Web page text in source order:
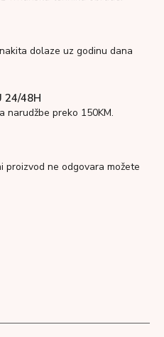
dolaze uz godinu dana
24/48H
narudžbe preko 150KM.
proizvod ne odgovara možete